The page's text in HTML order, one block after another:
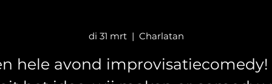
di 31 mrt
  |
Charlatan
hele avond improvisatiecomedy!